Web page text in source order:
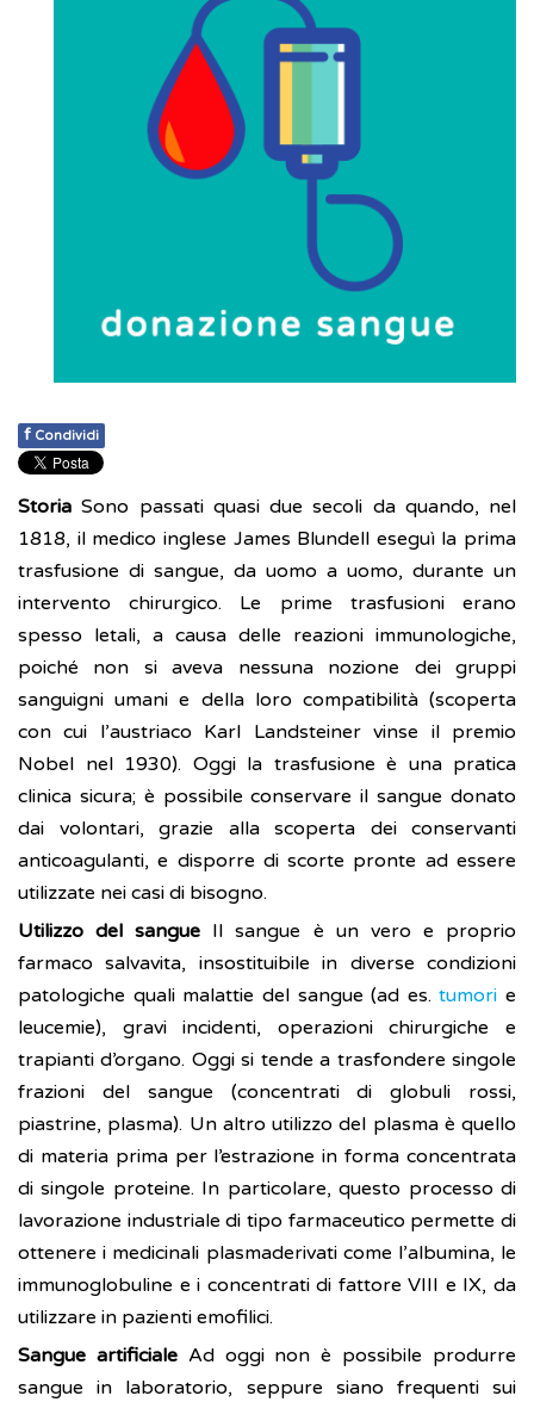
f Condividi
Storia Sono passati quasi due secoli da quando, nel
1818, il medico inglese James Blundell eseguì la prima
trasfusione di sangue, da uomo a uomo, durante un
intervento chirurgico. Le prime trasfusioni erano
spesso letali, a causa delle reazioni immunologiche,
poiché non si aveva nessuna nozione dei gruppi
sanguigni umani e della loro compatibilità (scoperta
con cui l’austriaco Karl Landsteiner vinse il premio
Nobel nel 1930). Oggi la trasfusione è una pratica
clinica sicura; è possibile conservare il sangue donato
dai volontari, grazie alla scoperta dei conservanti
anticoagulanti, e disporre di scorte pronte ad essere
utilizzate nei casi di bisogno.
Utilizzo del sangue Il sangue è un vero e proprio
farmaco salvavita, insostituibile in diverse condizioni
patologiche quali malattie del sangue (ad es.tumori e
leucemie), gravi incidenti, operazioni chirurgiche e
trapianti d’organo. Oggi si tende a trasfondere singole
frazioni del sangue (concentrati di globuli rossi,
piastrine, plasma). Un altro utilizzo del plasma è quello
di materia prima per l’estrazione in forma concentrata
di singole proteine. In particolare, questo processo di
lavorazione industriale di tipo farmaceutico permette di
ottenere i medicinali plasmaderivati come l’albumina, le
immunoglobuline e i concentrati di fattore VIII e IX, da
utilizzare in pazienti emofilici.
Sangue artificialeAd oggi non è possibile produrre
sangue in laboratorio, seppure siano frequenti sui